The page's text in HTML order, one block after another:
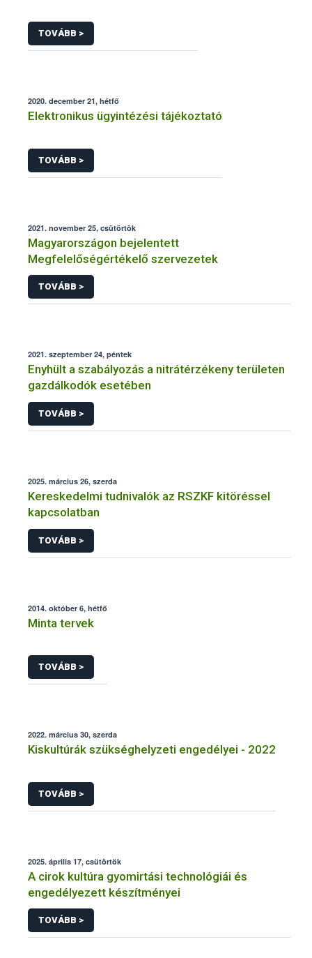
TOVÁBB >
2020. december 21, hétfő
Elektronikus ügyintézési tájékoztató
TOVÁBB >
2021. november 25, csütörtök
Magyarországon bejelentett
Megfelelőségértékelő szervezetek
TOVÁBB >
2021. szeptember 24, péntek
Enyhült a szabályozás a nitrátérzékeny területen
gazdálkodók esetében
TOVÁBB >
2025. március 26, szerda
Kereskedelmi tudnivalók az RSZKF kitöréssel
kapcsolatban
TOVÁBB >
2014. október 6, hétfő
Minta tervek
TOVÁBB >
2022. március 30, szerda
Kiskultúrák szükséghelyzeti engedélyei - 2022
TOVÁBB >
2025. április 17, csütörtök
A cirok kultúra gyomirtási technológiái és
engedélyezett készítményei
TOVÁBB >